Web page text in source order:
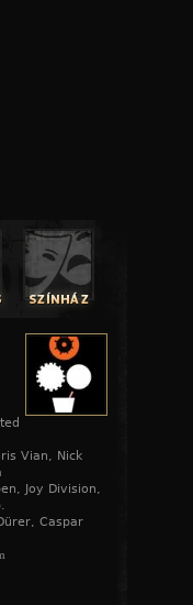
Vian, Nick
Joy Division,
Caspar